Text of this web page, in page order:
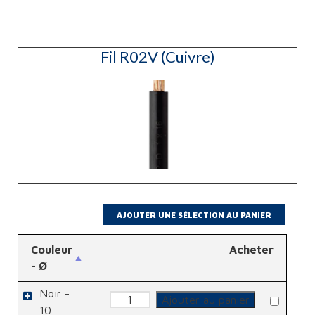
Fil R02V (Cuivre)
Couleur
- Ø
Acheter
Noir -
10
quantité
deAjouter au panier